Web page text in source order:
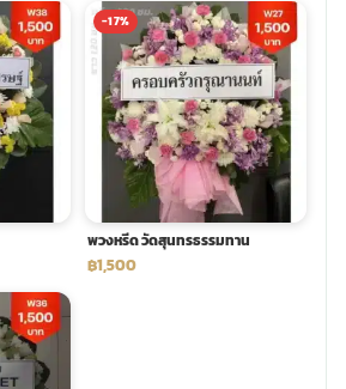
-17%
พวงหรีด วัดสุนทรธรรมทาน
฿1,500